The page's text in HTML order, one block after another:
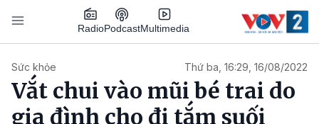
Nhảy đến nội dung
RadioPodcastMultimedia
Sức khỏe Thứ ba, 16:29, 16/08/2022
Vắt chui vào mũi bé trai do
gia đình cho đi tắm suối